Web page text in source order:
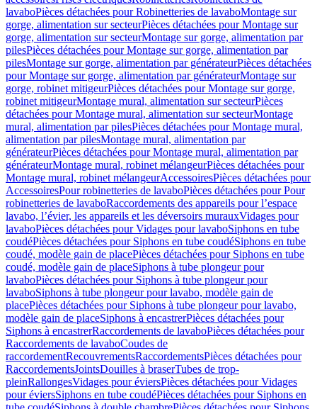
lavaboPièces détachées pour Robinetteries de lavaboMontage sur
gorge, alimentation sur secteurPièces détachées pour Montage sur
gorge, alimentation sur secteurMontage sur gorge, alimentation par
pilesPièces détachées pour Montage sur gorge, alimentation par
pilesMontage sur gorge, alimentation par générateurPièces détachées
pour Montage sur gorge, alimentation par générateurMontage sur
gorge, robinet mitigeurPièces détachées pour Montage sur gorge,
robinet mitigeurMontage mural, alimentation sur secteurPièces
détachées pour Montage mural, alimentation sur secteurMontage
mural, alimentation par pilesPièces détachées pour Montage mural,
alimentation par pilesMontage mural, alimentation par
générateurPièces détachées pour Montage mural, alimentation par
générateurMontage mural, robinet mélangeurPièces détachées pour
Montage mural, robinet mélangeurAccessoiresPièces détachées pour
AccessoiresPour robinetteries de lavaboPièces détachées pour Pour
robinetteries de lavaboRaccordements des appareils pour l’espace
lavabo, l’évier, les appareils et les déversoirs murauxVidages pour
lavaboPièces détachées pour Vidages pour lavaboSiphons en tube
coudéPièces détachées pour Siphons en tube coudéSiphons en tube
coudé, modèle gain de placePièces détachées pour Siphons en tube
coudé, modèle gain de placeSiphons à tube plongeur pour
lavaboPièces détachées pour Siphons à tube plongeur pour
lavaboSiphons à tube plongeur pour lavabo, modèle gain de
placePièces détachées pour Siphons à tube plongeur pour lavabo,
modèle gain de placeSiphons à encastrerPièces détachées pour
Siphons à encastrerRaccordements de lavaboPièces détachées pour
Raccordements de lavaboCoudes de
raccordementRecouvrementsRaccordementsPièces détachées pour
RaccordementsJointsDouilles à braserTubes de trop-
pleinRallongesVidages pour éviersPièces détachées pour Vidages
pour éviersSiphons en tube coudéPièces détachées pour Siphons en